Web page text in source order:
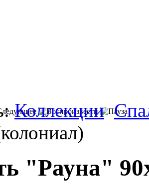
Коллекции
"Рауна"